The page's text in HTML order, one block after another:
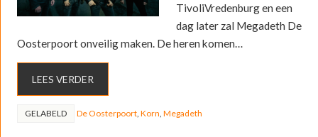
TivoliVredenburg en een
dag later zal Megadeth De
Oosterpoort onveilig maken. De heren komen…
LEES VERDER
GELABELD De Oosterpoort, Korn Megadeth